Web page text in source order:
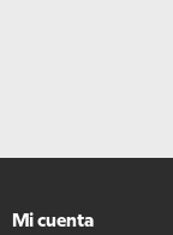
Mi cuenta